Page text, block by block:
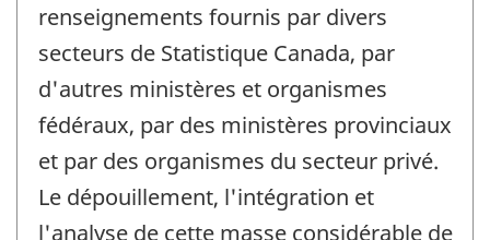
renseignements fournis par divers
secteurs de Statistique Canada, par
d'autres ministères et organismes
fédéraux, par des ministères provinciaux
et par des organismes du secteur privé.
Le dépouillement, l'intégration et
l'analyse de cette masse considérable de